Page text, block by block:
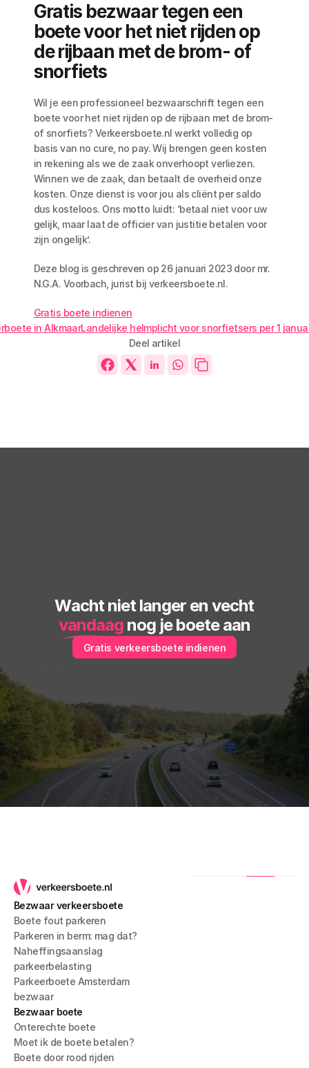
Gratis bezwaar tegen een
boete voor het niet rijden op
de rijbaan met de brom- of
snorfiets
Wil je een professioneel bezwaarschrift tegen een
boete voor het niet rijden op de rijbaan met de brom-
of snorfiets? Verkeersboete.nl werkt volledig op
basis van no cure, no pay. Wij brengen geen kosten
in rekening als we de zaak onverhoopt verliezen.
Winnen we de zaak, dan betaalt de overheid onze
kosten. Onze dienst is voor jou als cliënt per saldo
dus kosteloos. Ons motto luidt: ‘betaal niet voor uw
gelijk, maar laat de officier van justitie betalen voor
zijn ongelijk’.
Deze blog is geschreven op 26 januari 2023 door mr.
N.G.A. Voorbach, jurist bij verkeersboete.nl.
Gratis boete indienen
in AlkmaarLandelijke helmplicht voor snorfietsers per 1
Deel artikel
Wacht niet langer en vecht
vandaag nog je boete aan
Gratis verkeersboete indienen
Bezwaar verkeersboete
Boete fout parkeren
Parkeren in berm: mag dat?
Naheffingsaanslag
parkeerbelasting
Parkeerboete Amsterdam
bezwaar
Bezwaar boete
Onterechte boete
Moet ik de boete betalen?
Boete door rood rijden